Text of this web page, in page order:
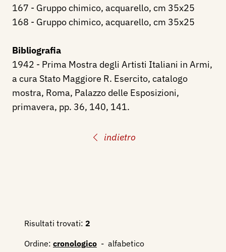
indietro
167 - Gruppo chimico, acquarello, cm 35x25
168 - Gruppo chimico, acquarello, cm 35x25
Bibliografia
1942 - Prima Mostra degli Artisti Italiani in Armi,
a cura Stato Maggiore R. Esercito, catalogo
mostra, Roma, Palazzo delle Esposizioni,
primavera, pp. 36, 140, 141.
Risultati trovati: 2
Ordine: cronologico - alfabetico